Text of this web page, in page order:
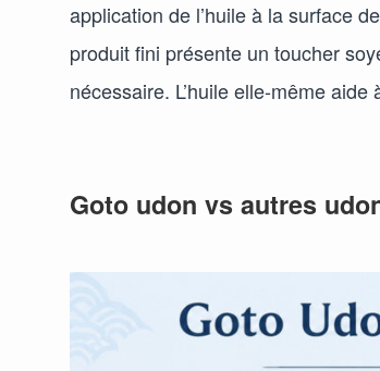
application de l’huile à la surface
produit fini présente un toucher
nécessaire. L’huile elle-même
Goto udon vs autres